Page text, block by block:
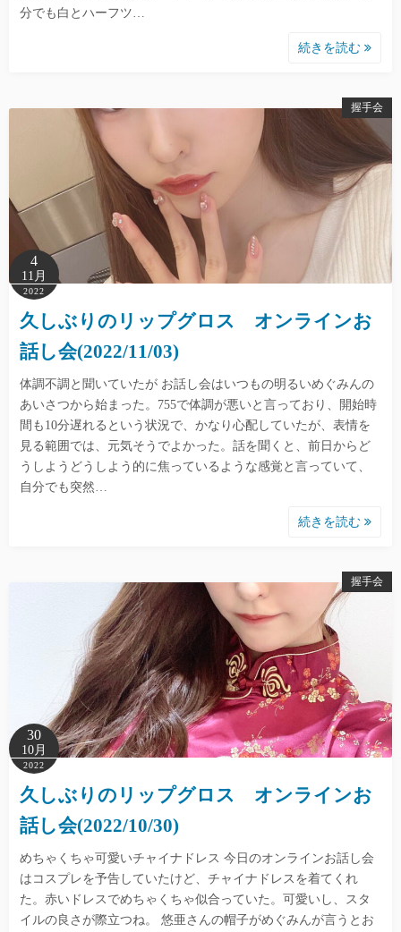
分でも白とハーフツ…
続きを読む
握手会
4
11月
2022
久しぶりのリップグロス オンラインお
話し会(2022/11/03)
体調不調と聞いていたが お話し会はいつもの明るいめぐみんの
あいさつから始まった。755で体調が悪いと言っており、開始時
間も10分遅れるという状況で、かなり心配していたが、表情を
見る範囲では、元気そうでよかった。話を聞くと、前日からど
うしようどうしよう的に焦っているような感覚と言っていて、
自分でも突然…
続きを読む
握手会
30
10月
2022
久しぶりのリップグロス オンラインお
話し会(2022/10/30)
めちゃくちゃ可愛いチャイナドレス 今日のオンラインお話し会
はコスプレを予告していたけど、チャイナドレスを着てくれ
た。赤いドレスでめちゃくちゃ似合っていた。可愛いし、スタ
イルの良さが際立つね。 悠亜さんの帽子がめぐみんが言うとお